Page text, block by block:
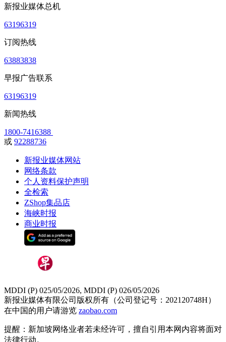
新报业媒体总机
63196319
订阅热线
63883838
早报广告联系
63196319
新闻热线
1800-7416388
或 92288736
新报业媒体网站
网络条款
个人资料保护声明
全检索
ZShop集品店
海峡时报
商业时报
MDDI (P) 025/05/2026, MDDI (P) 026/05/2026
新报业媒体有限公司版权所有（公司登记号：202120748H）
在中国的用户请游览 zaobao.com
提醒：新加坡网络业者若未经许可，擅自引用本网内容将面对
法律行动。